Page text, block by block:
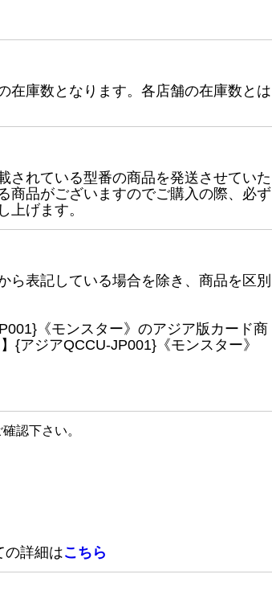
在庫数となります。各店舗の在庫数とは
されている型番の商品を発送させていた
商品がございますのでご購入の際、必ず
上げます。
ら表記している場合を除き、商品を区別
《モンスター》のアジア版カード商
アジアQCCU-JP001}《モンスター》
認下さい。
の詳細はこちら